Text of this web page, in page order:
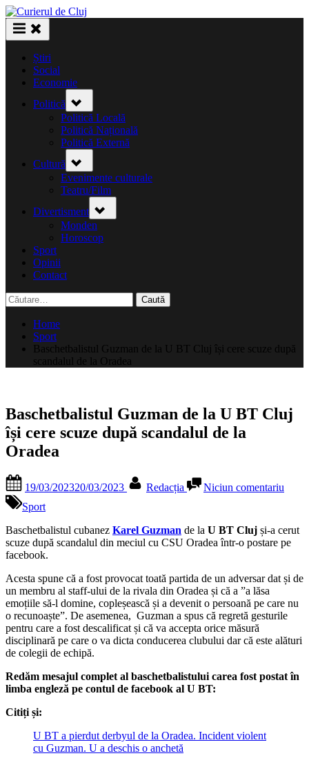
Skip
to
content
Știri
Social
Economie
Politică
sub-
menu
Politică Locală
Politică Națională
Politică Externă
Cultură
sub-
menu
Evenimente culturale
Teatru/Film
Divertisment sub-
menu
Monden
Horoscop
Sport
Opinii
Contact
Caută
după:
Home
Sport
Baschetbalistul Guzman de la U BT Cluj își cere scuze după
scandalul de la Oradea
Baschetbalistul Guzman de la U BT Cluj
își cere scuze după scandalul de la
Oradea
on
19/03/202320/03/2023 Redacția Niciun comentariu
la
U
își
scuze
după
de
Sport
Baschetbalistul cubanez Karel Guzman de la U BT Cluj și-a cerut
scuze după scandalul din meciul cu CSU Oradea într-o postare pe
facebook.
Acesta spune că a fost provocat toată partida de un adversar dat și de
un membru al staff-ului de la rivala din Oradea și că a ”a lăsa
emoțiile să-l domine, copleșească și a devenit o persoană pe care nu
o recunoaște”. De asemenea, Guzman a spus că regretă gesturile
pentru care a fost descalificat și că va accepta orice măsură
disciplinară pe care o va dicta conducerea clubului dar că este alături
de colegii de echipă.
Redăm mesajul complet al baschetbalistului carea fost postat în
limba engleză pe contul de facebook al U BT:
Citiți și:
U BT a pierdut derbyul de la Oradea. Incident violent
cu Guzman. U a deschis o anchetă